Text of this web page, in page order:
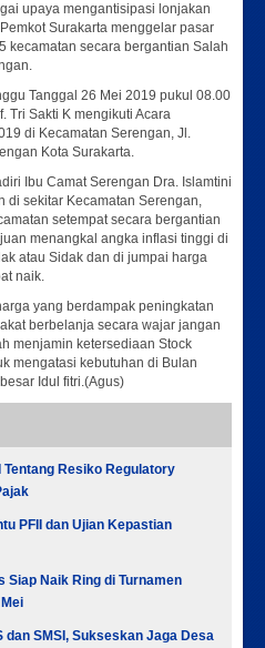
upaya mengantisipasi lonjakan
Surakarta menggelar pasar
kecamatan secara bergantian Salah
Tanggal 26 Mei 2019 pukul 08.00
Tri Sakti K mengikuti Acara
di Kecamatan Serengan, Jl.
Kota Surakarta.
Ibu Camat Serengan Dra. Islamtini
di sekitar Kecamatan Serengan,
setempat secara bergantian
menangkal angka inflasi tinggi di
atau Sidak dan di jumpai harga
naik.
yang berdampak peningkatan
berbelanja secara wajar jangan
menjamin ketersediaan Stock
mengatasi kebutuhan di Bulan
Idul fitri.(Agus)
Tentang Resiko Regulatory
PFII dan Ujian Kepastian
Siap Naik Ring di Turnamen
SMSI, Sukseskan Jaga Desa